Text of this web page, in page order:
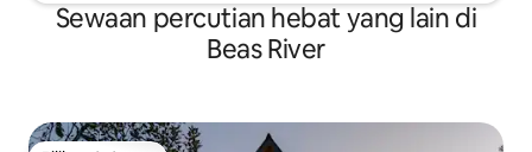
Sewaan percutian hebat yang lain di
Beas River